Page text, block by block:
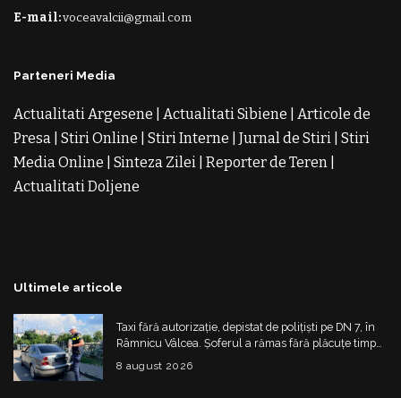
E-mail:voceavalcii@gmail.com
Parteneri Media
Actualitati Argesene Actualitati Sibiene
Articole de
Presa Stiri Online Stiri Interne Jurnal de Stiri Stiri
Media Online
Sinteza Zilei Reporter de Teren
Actualitati Doljene
Ultimele articole
Taxi fără autorizație, depistat de polițiști pe DN 7, în
Râmnicu Vâlcea. Șoferul a rămas fără plăcuțe timp
de 6 luni
8 august 2026